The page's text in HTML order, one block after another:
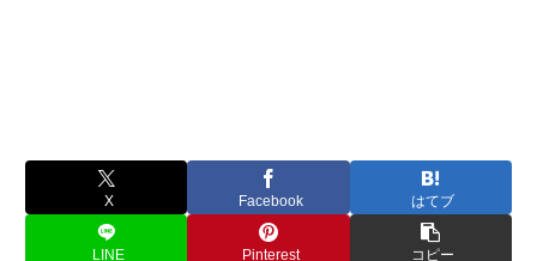
X Facebook はてブ
LINE Pinterest コピー